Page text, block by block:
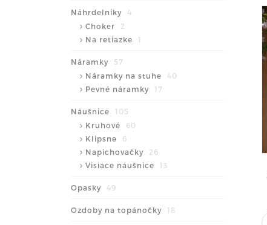
Náhrdelníky
4
Choker
2
Na retiazke
1
Náramky
57
Náramky na stuhe
40
Pevné náramky
17
Náušnice
105
Kruhové
60
Klipsne
6
Napichovačky
26
Visiace náušnice
13
Opasky 49
Ozdoby na topánočky 18